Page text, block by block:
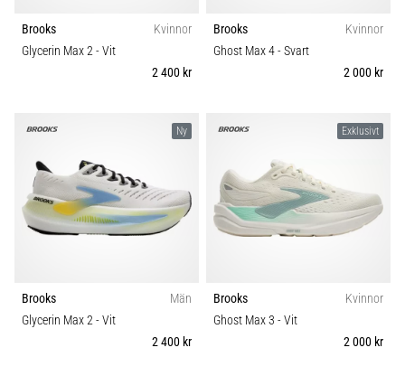
Brooks
Kvinnor
Glycerin Max 2- Vit
2 400 kr
Brooks
Kvinnor
Ghost Max 4- Svart
2 000 kr
Ny
Brooks
Män
Glycerin Max 2- Vit
2 400 kr
Exklusivt
Brooks
Kvinnor
Ghost Max 3 - Vit
2 000 kr